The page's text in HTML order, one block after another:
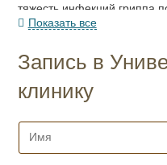
тяжесть инфекций гриппа
происхождению вируса:
Количественная оценка
передачи у людей.
Кристал М., Фитч В.,
совместно циркулирующие
Вирусология. 1988;
Смертность, связанная с
Показать все
Запись в
клинику
И
я